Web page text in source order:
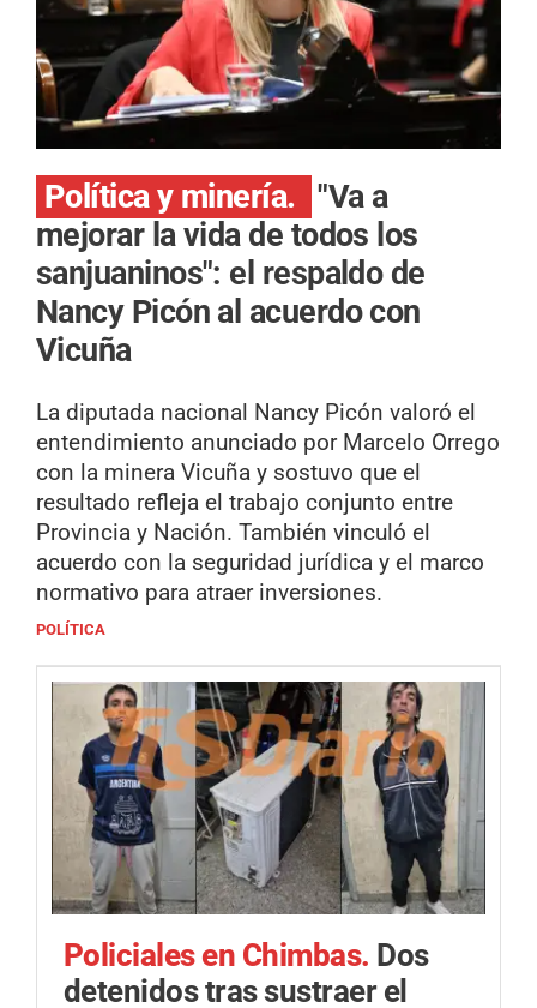
Política y minería. "Va a
mejorar la vida de todos los
sanjuaninos": el respaldo de
Nancy Picón al acuerdo con
Vicuña
La diputada nacional Nancy Picón valoró el
entendimiento anunciado por Marcelo Orrego
con la minera Vicuña y sostuvo que el
resultado refleja el trabajo conjunto entre
Provincia y Nación. También vinculó el
acuerdo con la seguridad jurídica y el marco
normativo para atraer inversiones.
POLÍTICA
Policiales en Chimbas. Dos
detenidos tras sustraer el